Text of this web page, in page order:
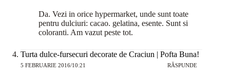
Da. Vezi in orice hypermarket, unde sunt toate
pentru dulciuri: cacao. gelatina, esente. Sunt si
coloranti. Am vazut peste tot.
Turta dulce-fursecuri decorate de Craciun | Pofta Buna!
5 FEBRUARIE 2016/10:21 RĂSPUNDE